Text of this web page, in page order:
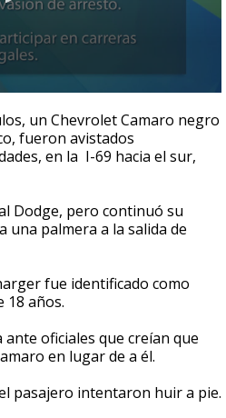
un Chevrolet Camaro negro
fueron avistados
en la I-69 hacia el sur,
Dodge, pero continuó su
una palmera a la salida de
fue identificado como
18 años.
oficiales que creían que
en lugar de a él.
pasajero intentaron huir a pie.